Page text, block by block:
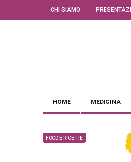
CHI SIAMO
HOME MEDICINA
FOOD E RICETTE